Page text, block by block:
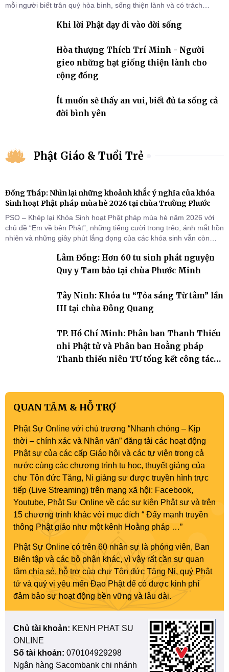
mỗi người biết trân quý hòa bình, sống thiện lành và có trách
Khi lời Phật dạy đi vào đời sống
Hòa thượng Thích Trí Minh - Người
gieo những hạt giống thiện lành cho
cộng đồng
Ít muốn sẽ thấy an vui, biết đủ ta sống cả
đời bình yên
Phật Giáo & Tuổi Trẻ
Đồng Tháp: Nhìn lại những khoảnh khắc ý nghĩa của khóa
Sinh hoạt Phật pháp mùa hè 2026 tại chùa Trường Phước
PSO – Khép lại Khóa Sinh hoạt Phật pháp mùa hè năm 2026 với
chủ đề “Em về bên Phật”, những tiếng cười trong trẻo, ánh mắt hồn
nhiên và những giây phút lắng đọng của các khóa sinh vẫn còn
Tháp). Những tuần tu học ngắn ngủi nhưng đã trở thành hành
trang quý báu, gieo những hạt giống thiện l
Lâm Đồng: Hơn 60 tu sinh phát nguyện
Quy y Tam bảo tại chùa Phước Minh
Tây Ninh: Khóa tu “Tỏa sáng Từ tâm” lần
III tại chùa Đông Quang
TP. Hồ Chí Minh: Phân ban Thanh Thiếu
nhi Phật tử và Phân ban Hoằng pháp
Thanh thiếu niên TƯ tổng kết công tác
QUAN TÂM & HỖ TRỢ
Phật Sự Online với chủ trương “Nhanh chóng – Kịp
thời – chính xác và Nhân văn” đăng tải các hoạt động
Phật sự của các cấp Giáo hội và các tự viện trong cả
nước cùng các chương trình tu học, thuyết giảng của
chư Tôn đức Tăng, Ni giảng sư được truyền hình trực
tiếp (Live Streaming) trên mạng xã hội: Facebook,
Youtube, Phật Sự Online về các sự kiện Phật sự và trên
15 chương trình khác với mục đích “ Đẩy mạnh truyền
thông Phật giáo như một kênh Hoằng pháp …”
Phật Sự Online có trên 60 nhân sự là phóng viên, Ban
Biên tập và các bộ phận khác, vì vậy rất cần sự quan
tâm chia sẻ, hỗ trợ của chư Tôn đức Tăng Ni, quý Phật
tử và quý vị yêu mến Đạo Phật để có được kinh phí
đảm bảo sự hoạt động bền vững và lâu dài.
Chủ tài khoản: KENH PHAT SU
ONLINE
Số tài khoản: 070104929298
Ngân hàng Sacombank chi nhánh